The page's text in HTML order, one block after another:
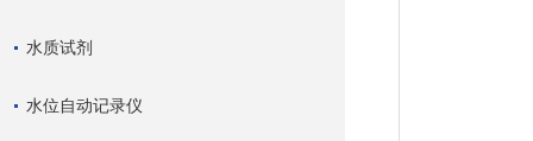
水质试剂
水位自动记录仪